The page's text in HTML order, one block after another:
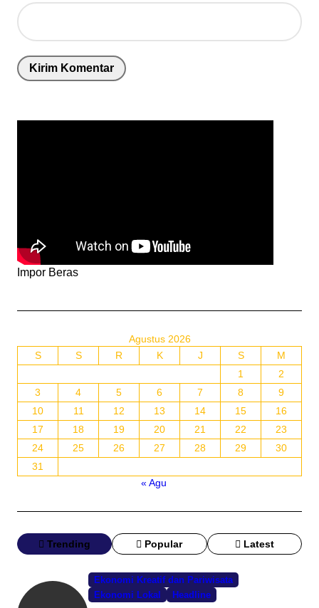
Impor Beras
Agustus 2026
S
S R K J S
M
1
2
3
4 5 6 7 8
9
10
11 12 13 14 15
16
17
18 19 20 21 22
23
24
25 26 27 28 29
30
31
« Agu
Trending Popular Latest
Ekonomi Kreatif dan Pariwisata
Ekonomi Lokal
Headline